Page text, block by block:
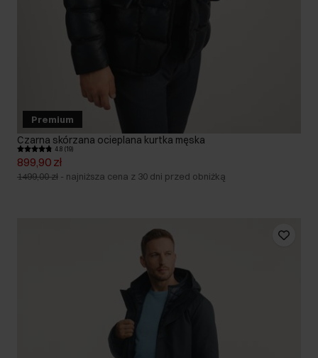
Premium
Czarna skórzana ocieplana kurtka męska
4.8 (19)
899,90 zł
1499,00 zł - najniższa cena z 30 dni przed obniżką